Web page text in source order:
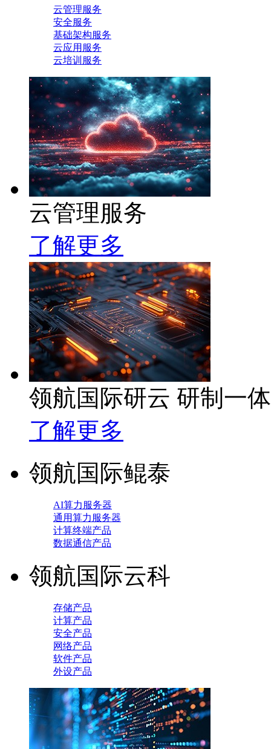
云管理服务
安全服务
基础架构服务
云应用服务
云培训服务
云管理服务
了解更多
领航国际研云 研制一
了解更多
领航国际鲲泰
AI算力服务器
通用算力服务器
计算终端产品
数据通信产品
领航国际云科
存储产品
计算产品
安全产品
网络产品
软件产品
外设产品